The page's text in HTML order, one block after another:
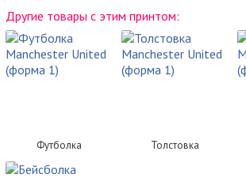
Другие товары с этим принтом:
Футболка Толстовка